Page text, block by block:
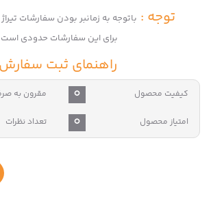
توجه : باتوجه به زمانبر بودن سفارشات تیراژ
برای این سفارشات حدودی
راهنمای ثبت سفارش
کیفیت محصول 0 مقرون به
امتیاز محصول 0 تعداد نظرات